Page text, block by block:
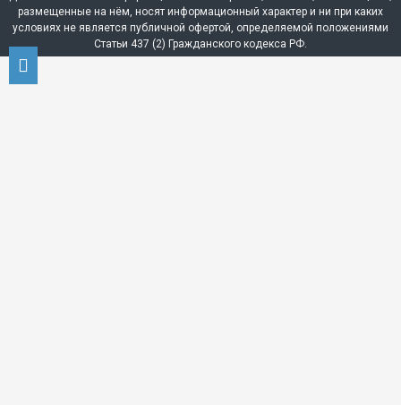
размещенные на нём, носят информационный характер и ни при каких
условиях не является публичной офертой, определяемой положениями
Статьи 437 (2) Гражданского кодекса РФ.